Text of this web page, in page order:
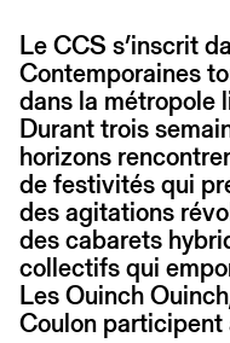
Le CCS s’inscrit
Contemporaines
dans la métropole
Durant trois
horizons
de festivités qui
des agitations
des cabarets
collectifs qui
Les Ouinch
Coulon